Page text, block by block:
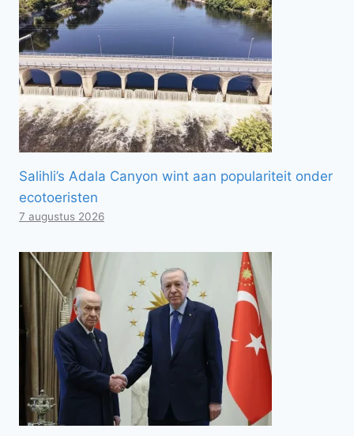
Salihli’s Adala Canyon wint aan populariteit onder
ecotoeristen
7 augustus 2026